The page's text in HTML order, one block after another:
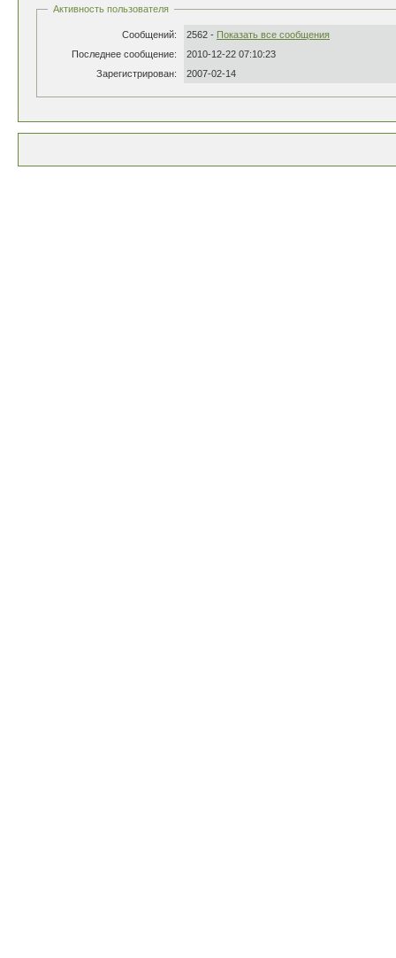
Активность пользователя
Сообщений: 2562 - Показать все сообщения
Последнее сообщение:
2010-12-22 07:10:23
Зарегистрирован:
2007-02-14